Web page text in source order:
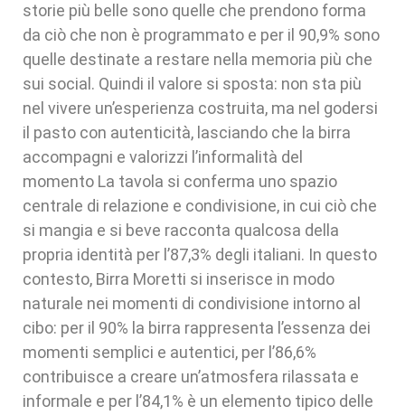
storie più belle sono quelle che prendono forma
da ciò che non è programmato e per il 90,9% sono
quelle destinate a restare nella memoria più che
sui social. Quindi il valore si sposta: non sta più
nel vivere un’esperienza costruita, ma nel godersi
il pasto con autenticità, lasciando che la birra
accompagni e valorizzi l’informalità del
momento La tavola si conferma uno spazio
centrale di relazione e condivisione, in cui ciò che
si mangia e si beve racconta qualcosa della
propria identità per l’87,3% degli italiani. In questo
contesto, Birra Moretti si inserisce in modo
naturale nei momenti di condivisione intorno al
cibo: per il 90% la birra rappresenta l’essenza dei
momenti semplici e autentici, per l’86,6%
contribuisce a creare un’atmosfera rilassata e
informale e per l’84,1% è un elemento tipico delle